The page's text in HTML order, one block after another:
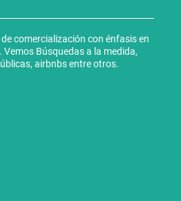
comercialización con énfasis en
Búsquedas a la medida,
airbnbs entre otros.